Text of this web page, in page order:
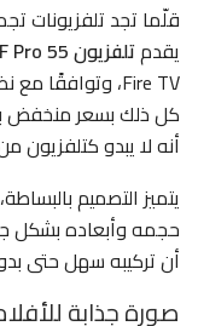
قلّما تجد تلفزيونات
يقدمتلفزيون Xiaomi TV F Pro 55
كل ذلك بسعر منخفض
أنه لا يبدو كتلفزيون
يتميز التصميم
حجمه وأبعاده بشكل
أن تركيبه سهل حتى
صورة جذابة